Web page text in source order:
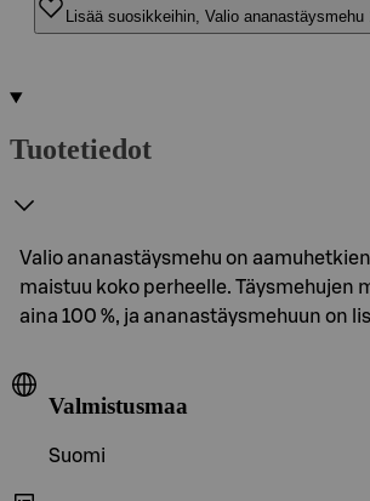
Lisää suosikkeihin, Valio ananastäysmehu
Tuotetiedot
Valio ananastäysmehu on
maistuu koko perheelle. Täysmehujen
aina 100 %, ja ananastäysmehuun on
Valmistusmaa
Suomi